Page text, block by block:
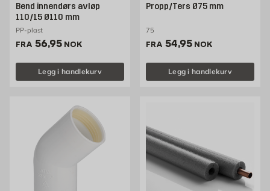
Bend innendørs avløp
110/15 Ø110 mm
PP-plast
FRA Pris 56.95 NOK /stk
56,95 NOK
Legg i handlekurv
Propp/Ters Ø75 mm
75
FRA Pris 54.95 NOK /stk
54,95 NOK
Legg i handlekurv